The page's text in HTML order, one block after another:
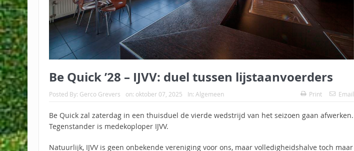
Be Quick ’28 – IJVV: duel tussen lijstaanvoerders
Posted By: Gerco Grevers on: oktober 07, 2025 In: Algemeen Print Email
Be Quick zal zaterdag in een thuisduel de vierde wedstrijd van het seizoen gaan afwerken.
Tegenstander is medekoploper IJVV.
Natuurlijk, IJVV is geen onbekende vereniging voor ons, maar volledigheidshalve toch maar